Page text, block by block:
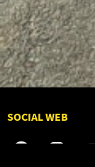
SOCIAL WEB